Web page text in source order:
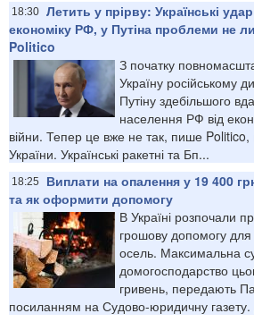
18:30 Летить у прірву: Українські
економіку РФ, у Путіна проблеми не
Politico
З початку
Україну російському
Путіну здебільшого
населення РФ від
війни. Тепер це вже не так, пише Politico,
України. Українські ракетні та Бп...
18:25
Виплати на опалення у 19 400
та як оформити допомогу
В Україні розпочали
грошову допомогу
осель. Максимальна
домогосподарство
гривень, передають
посиланням на Судово-юридичну газету.